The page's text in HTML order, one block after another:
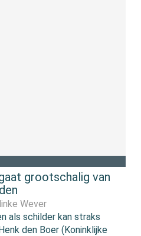
grootschalig van
Wever
als schilder kan straks
den Boer (Koninklijke